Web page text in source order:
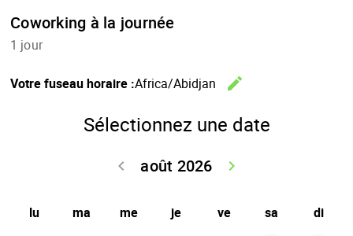
Coworking à la journée
1 jour
Votre fuseau horaire :Africa/Abidjan
edit
Sélectionnez une date
août 2026
keyboard_arrow_left
keyboard_arrow_right
lu ma me je ve sa di